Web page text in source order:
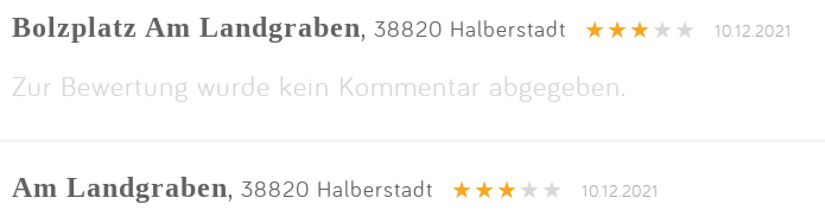
Bolzplatz Am Landgraben, 38820 Halberstadt 10.12.2021
Zur Bewertung wurde kein Kommentar abgegeben.
Am Landgraben, 38820 Halberstadt 10.12.2021